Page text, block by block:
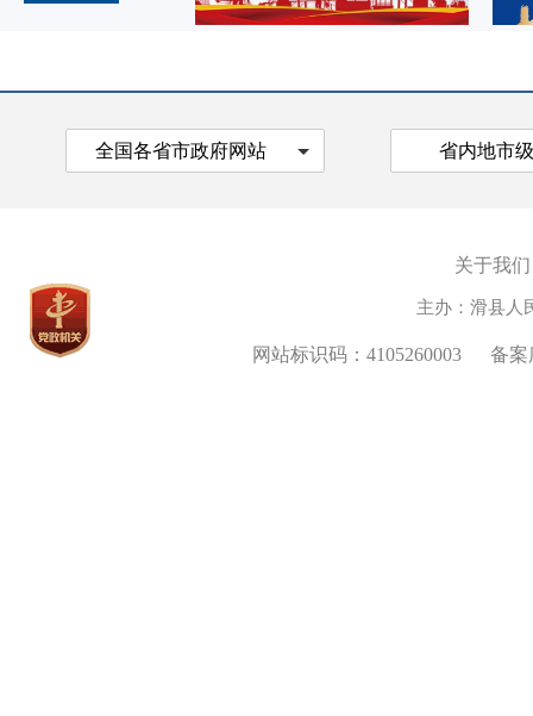
全国各省市政府网站 省内地市
关于我们
主办：滑县人
网站标识码：4105260003 备案